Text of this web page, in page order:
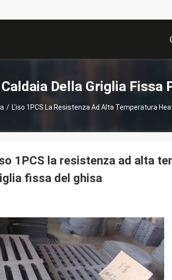
Caldaia Della Griglia Fissa
/ L'iso 1PCS La Resistenza Ad Alta Temperatura
1PCS la resistenza ad alta
fissa del ghisa